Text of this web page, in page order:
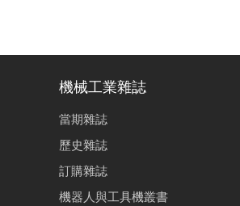
機械工業雜誌
當期雜誌
歷史雜誌
訂購雜誌
機器人與工具機叢書